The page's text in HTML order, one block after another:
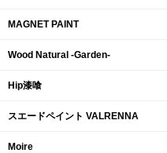
MAGNET PAINT
Wood Natural -Garden-
Hip漆喰
スエードペイント VALRENNA
Moire